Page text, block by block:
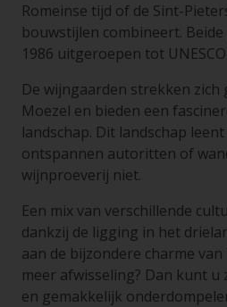
Romeinse tijd of de Sint-
bouwstijlen combineert.
1986 uitgeroepen tot
De wijngaarden strekken zich
Moezel en bieden een
landschap. Dit landschap
ontspannen autoritten of
wijnproeverij niet.
Een mix van verschillende
dankzij de ligging in het
aan de bijzondere charme
meer afwisseling? Dan kunt u
en gemakkelijk